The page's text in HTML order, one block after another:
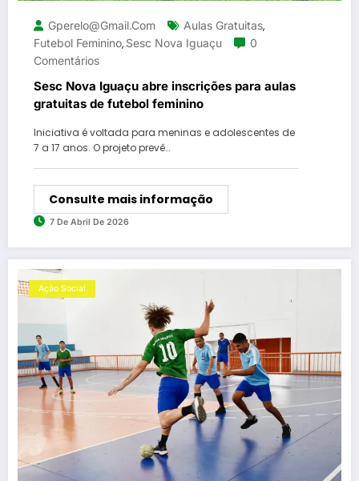
Gperelo@gmail.com Aulas Gratuitas,
Futebol Feminino, Sesc Nova Iguaçu
0
Comentários
Sesc Nova Iguaçu abre inscrições para aulas
gratuitas de futebol feminino
Iniciativa é voltada para meninas e adolescentes de
7 a 17 anos. O projeto prevê…
Consulte mais informação
7 De Abril De 2026
Ação Social